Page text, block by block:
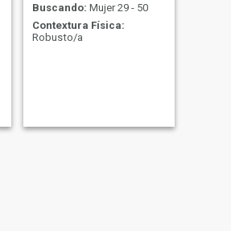
Buscando: Mujer 29 - 50
Contextura Física:
Robusto/a